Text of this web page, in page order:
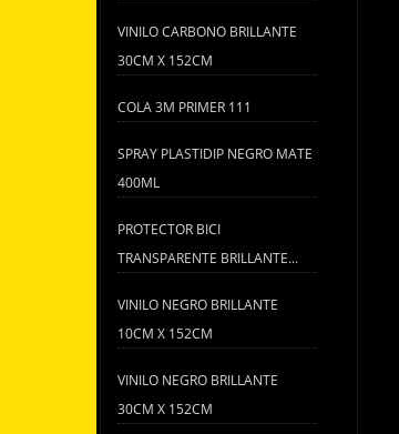
VINILO CARBONO BRILLANTE
30CM X 152CM
COLA 3M PRIMER 111
SPRAY PLASTIDIP NEGRO MATE
400ML
PROTECTOR BICI
TRANSPARENTE BRILLANTE...
VINILO NEGRO BRILLANTE
10CM X 152CM
VINILO NEGRO BRILLANTE
30CM X 152CM